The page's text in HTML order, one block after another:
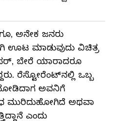
ಅನೇಕ ಜನರು
ಊಟ ಮಾಡುವುದು ವಿಚಿತ್ರ
ಬೇರೆ ಯಾರಾದರೂ
ರೆಸ್ಟೋರೆಂಟ್‌ನಲ್ಲಿ ಒಬ್ಬ
ನೋಡಿದಾಗ ಅವನಿಗೆ
ಮುರಿದುಹೋಗಿದೆ ಅಥವಾ
ಎಂದು